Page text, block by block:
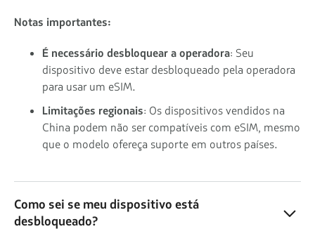
Notas importantes:
É necessário desbloquear a operadora: Seu
dispositivo deve estar desbloqueado pela operadora
para usar um eSIM.
Limitações regionais: Os dispositivos vendidos na
China podem não ser compatíveis com eSIM, mesmo
que o modelo ofereça suporte em outros países.
Como sei se meu dispositivo está
desbloqueado?